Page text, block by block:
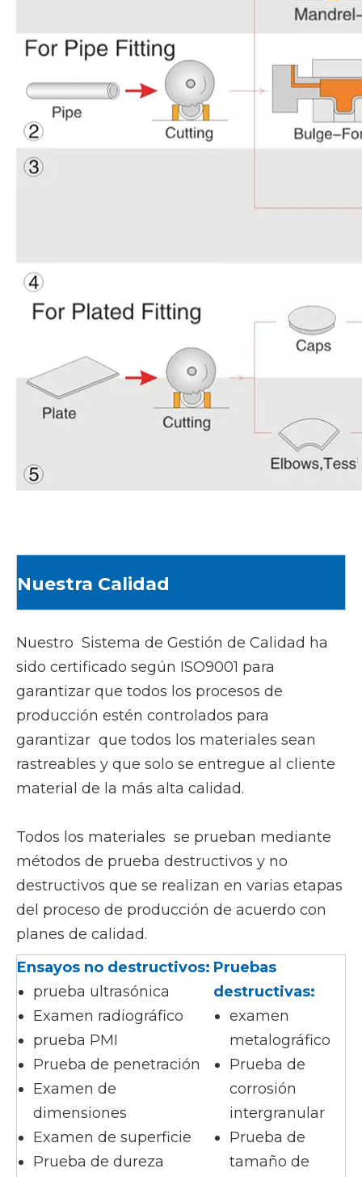
Nuestra Calidad
Nuestro Sistema de Gestión de Calidad ha
sido certificado según ISO9001 para
garantizar que todos los procesos de
producción estén controlados para
garantizar que todos los materiales sean
rastreables y que solo se entregue al cliente
material de la más alta calidad.
Todos los materiales se prueban mediante
métodos de prueba destructivos y no
destructivos que se realizan en varias etapas
del proceso de producción de acuerdo con
planes de calidad.
Ensayos no destructivos:
prueba ultrasónica
Examen radiográfico
prueba PMI
Prueba de penetración
Examen de
dimensiones
Examen de superficie
Prueba de dureza
Pruebas
destructivas:
examen
metalográfico
Prueba de
corrosión
intergranular
Prueba de
tamaño de